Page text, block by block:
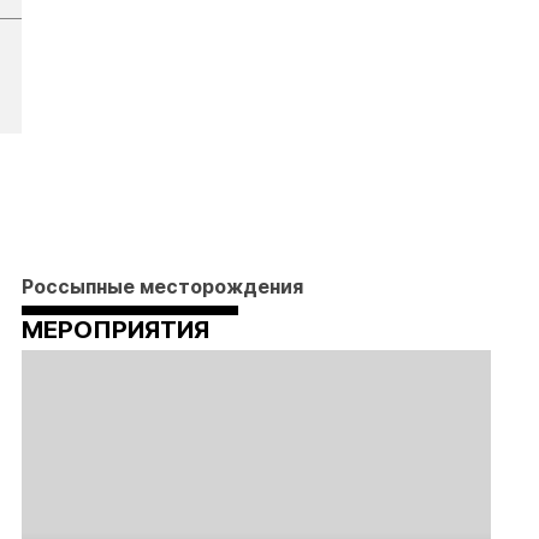
Россыпные месторождения
МЕРОПРИЯТИЯ